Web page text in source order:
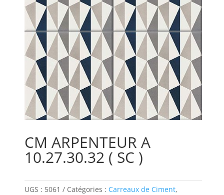
CM ARPENTEUR A
10.27.30.32 ( SC )
UGS : 5061 Catégories : Carreaux de Ciment,